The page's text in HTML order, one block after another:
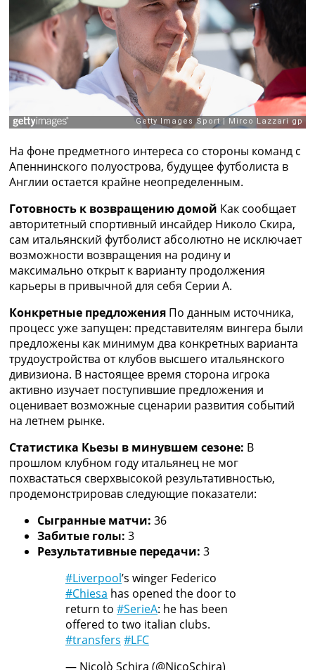
RU
UA
Categories
Главная
Новости футбола
Видео
Новости футбола Украины
Последние комментарии
Конкурс прогнозов
Рейтинги
Правила
Коллективный прогноз
Турниры
Чемпионат Мира
Украина. Премьер-Лига
Украина. Первая Лига
Лига Чемпионов
Англия. Премьер Лига
Испания. Ла Лига
Другие Турниры >>>
Таблицы
Таблицы групп Чемпионата Мира
Украина. Премьер-Лига
Украина. Первая Лига
Лига Чемпионов. Таблицы групп
Англия. Премьер-Лига
Испания. Ла Лига
Все таблицы >>>
Рейтинг стран УЕФА
Рейтинг клубов УЕФА
Рейтинг ФИФА
ТВ программа
На фоне предметного интереса со стороны команд с
Апеннинского полуострова, будущее футболиста в
Англии остается крайне неопределенным.
Готовность к возвращению домой Как сообщает
авторитетный спортивный инсайдер Николо Скира,
сам итальянский футболист абсолютно не исключает
возможности возвращения на родину и
максимально открыт к варианту продолжения
карьеры в привычной для себя Серии А.
Конкретные предложения По данным источника,
процесс уже запущен: представителям вингера были
предложены как минимум два конкретных варианта
трудоустройства от клубов высшего итальянского
дивизиона. В настоящее время сторона игрока
активно изучает поступившие предложения и
оценивает возможные сценарии развития событий
на летнем рынке.
Статистика Кьезы в минувшем сезоне: В
прошлом клубном году итальянец не мог
похвастаться сверхвысокой результативностью,
продемонстрировав следующие показатели:
Сыгранные матчи: 36
Забитые голы: 3
Результативные передачи: 3
#Liverpool’s winger Federico
#Chiesa has opened the door to
return to #SerieA: he has been
offered to two italian clubs.
#transfers #LFC
— Nicolò Schira (@NicoSchira)